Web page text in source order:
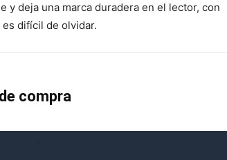
y deja una marca duradera en el lector, con
difícil de olvidar.
compra
.